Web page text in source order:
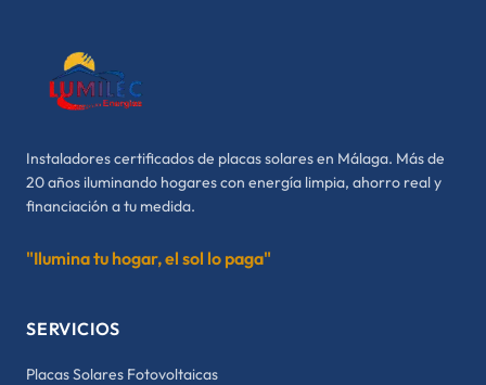
Instaladores certificados de placas solares en Málaga. Más de
20 años iluminando hogares con energía limpia, ahorro real y
financiación a tu medida.
"Ilumina tu hogar, el sol lo paga"
SERVICIOS
Placas Solares Fotovoltaicas